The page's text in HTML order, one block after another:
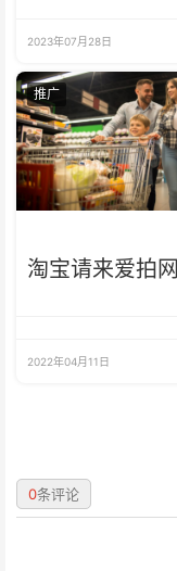
2023年07月28日
推广
淘宝请来爱拍网
2022年04月11日
0条评论